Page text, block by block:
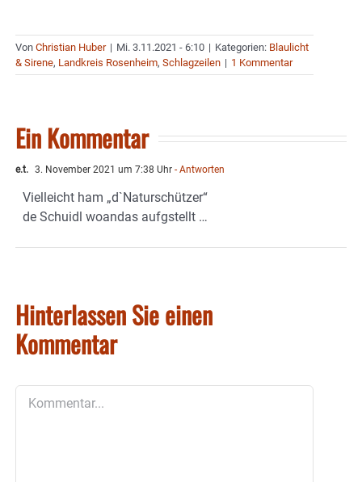
Von Christian Huber | Mi. 3.11.2021 - 6:10 | Kategorien: Blaulicht
& Sirene, Landkreis Rosenheim, Schlagzeilen | 1 Kommentar
Ein Kommentar
e.t. 3. November 2021 um 7:38 Uhr - Antworten
Vielleicht ham „d`Naturschützer“
de Schuidl woandas aufgstellt …
Hinterlassen Sie einen
Kommentar